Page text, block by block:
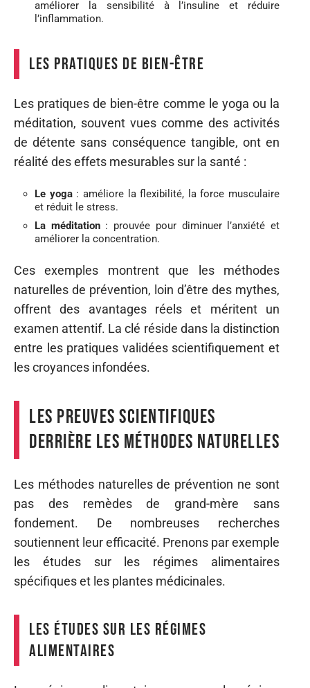
améliorer la sensibilité à l’insuline et réduire
l’inflammation.
Les pratiques de bien-être
Les pratiques de bien-être comme le yoga ou la
méditation, souvent vues comme des activités
de détente sans conséquence tangible, ont en
réalité des effets mesurables sur la santé :
Le yoga: améliore la flexibilité, la force musculaire
et réduit le stress.
La méditation: prouvée pour diminuer l’anxiété et
améliorer la concentration.
Ces exemples montrent que les méthodes
naturelles de prévention, loin d’être des mythes,
offrent des avantages réels et méritent un
examen attentif. La clé réside dans la distinction
entre les pratiques validées scientifiquement et
les croyances infondées.
Les preuves scientifiques
derrière les méthodes naturelles
Les méthodes naturelles de prévention ne sont
pas des remèdes de grand-mère sans
fondement. De nombreuses recherches
soutiennent leur efficacité. Prenons par exemple
les études sur les régimes alimentaires
spécifiques et les plantes médicinales.
Les études sur les régimes
alimentaires